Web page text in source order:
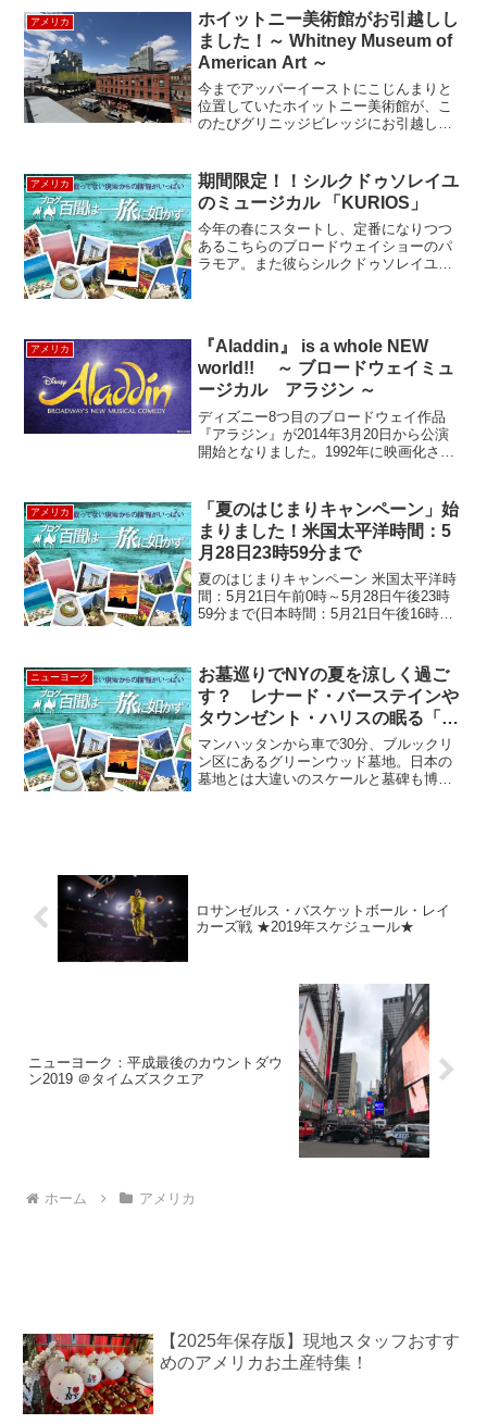
ンウィークは7/12～7/25 の2週間！のは
ずが・...
アメリカ
ホイットニー美術館がお引越しし
ました！～ Whitney Museum of
American Art ～
今までアッパーイーストにこじんまりと
位置していたホイットニー美術館が、こ
のたびグリニッジビレッジにお引越しし
トニーさんは1914年にまずスタジオ、次
に本格的な美術館を1...
アメリカ
期間限定！！シルクドゥソレイユ
のミュージカル 「KURIOS」
今年の春にスタートし、定番になりつつ
あるこちらのブロードウェイショーのパ
ラモア。また彼らシルクドゥソレイユが
アメリカ
『Aladdin』 is a whole NEW
world!! ～ ブロードウェイミュ
ージカル アラジン ～
ディズニー8つ目のブロードウェイ作品
『アラジン』が2014年3月20日から公演
開始となりました。1992年に映画化され
ージカル『アラジン』は監督 /振り付けを
ケーシー・...
アメリカ
「夏のはじまりキャンペーン」始
まりました！米国太平洋時間：5
月28日23時59分まで
夏のはじまりキャンペーン 米国太平洋時
間：5月21日午前0時～5月28日午後23時
59分まで(日本時間：5月21日午後16時～5
はこちら ↓↓↓ 1. 厳...
ニューヨーク
お墓巡りでNYの夏を涼しく過ご
す？ レナード・バーステインや
タウンゼント・ハリスの眠る「グ
リーンウッド墓地」
Greenwood Cemetary
マンハッタンから車で30分、ブルックリ
ン区にあるグリーンウッド墓地。日本の
墓地とは大違いのスケールと墓碑も博物
ロサンゼルス・バスケットボール・レイ
カーズ戦 ★2019年スケジュール★
ニューヨーク：平成最後のカウントダウ
ン2019 ＠タイムズスクエア
ホーム アメリカ
【2025年保存版】現地スタッフおすす
めのアメリカお土産特集！